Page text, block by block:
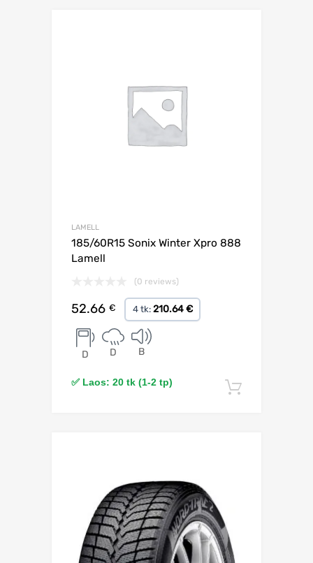
LAMELL
185/60R15 Sonix Winter Xpro 888
Lamell
(0 reviews)
52.66 € 4 tk: 210.64 €
D D B
✅ Laos: 20 tk (1-2 tp)